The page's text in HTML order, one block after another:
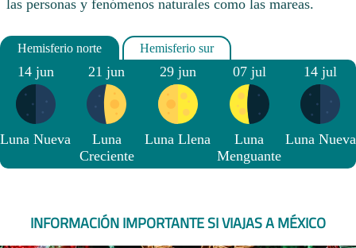
las personas y fenómenos naturales como las mareas.
14 jun
Luna Nueva
21 jun
Luna
Creciente
29 jun
Luna Llena
07 jul
Luna
Menguante
14 jul
Luna Nueva
INFORMACIÓN IMPORTANTE SI VIAJAS A MÉXICO